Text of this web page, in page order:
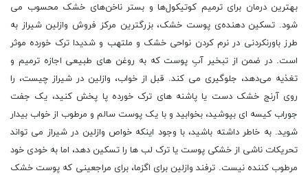
بهترین درمان برای ترمیم کوتیکول‌ها و بستر ناخن‌های خشک محسوب می
شود. تسکین دهنده‌ی پوست خشک، بزرگترین مرکز فروش وازلین شیراز به
طرز باورنکردنی در نرم کردن نواحی خشک و ملتهب و شدیدا ترک خورده موثر
است. در ضمن از تبخیر آبِ پوست که به روغن ‌های طبیعی اجازه‌ ترمیم و
تغذیه می‌دهد، جلوگیری می کند. قبل از خواب، وازلین در شیراز چیست، را
روی آرنج خشک دست یا پاشنه ‌های ترک خورده‌ پا پخش کنید، یک جفت
جوراب کیسه‌ ای بپوشید، بخوابید و با یک پوست سالم و مرطوب از خواب بیدار
شوید. به خاطر داشته باشید، با وجود اینکه خواص وازلین در شیراز می‌ تواند
تحریکات ناشی از خشکی پوست یا ترک لب‌ ها را تسکین دهد، اما به خودی خود
مرطوب کننده نیست. ترفند وازلین برای اگزما، برای مراجعینی که پوست خشک